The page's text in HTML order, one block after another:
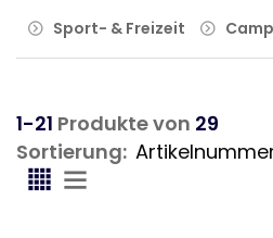
Sport- & Freizeit
1-21 Produkte von 29
Sortierung: